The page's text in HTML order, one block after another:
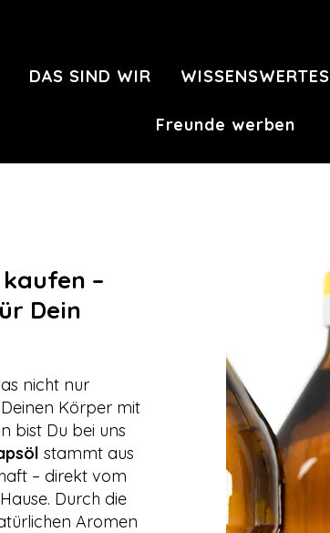
DAS SIND WIR WISSENSWERTES
Freunde werben
–
Dein
nicht nur
Körper mit
bist Du bei uns
stammt aus
– direkt vom
Durch die
Aromen